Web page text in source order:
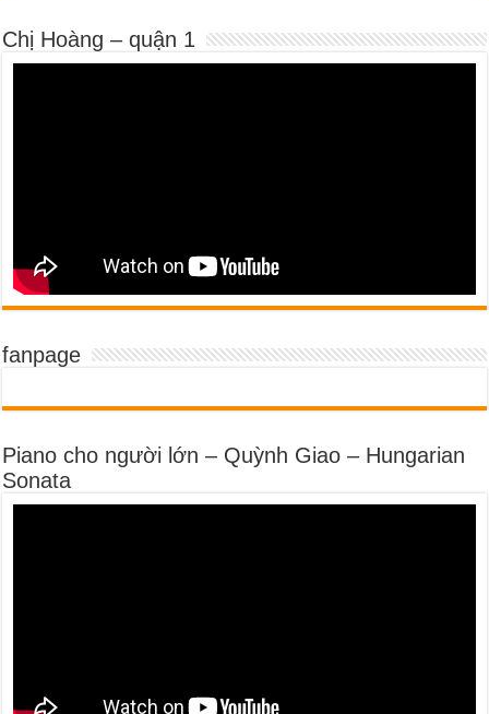
Chị Hoàng – quận 1
fanpage
Piano cho người lớn – Quỳnh Giao – Hungarian
Sonata